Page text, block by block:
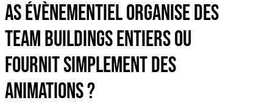
AS Évènementiel organise des
team buildings entiers ou
fournit simplement des
animations ?